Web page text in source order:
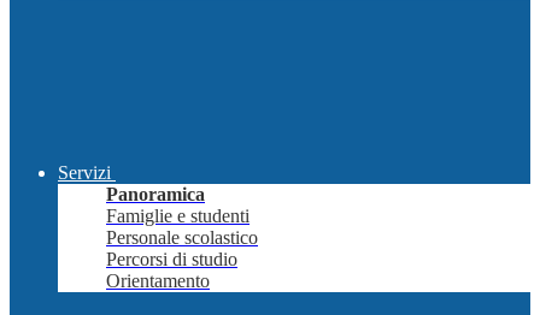
Servizi
Panoramica
Famiglie e studenti
Personale scolastico
Percorsi di studio
Orientamento